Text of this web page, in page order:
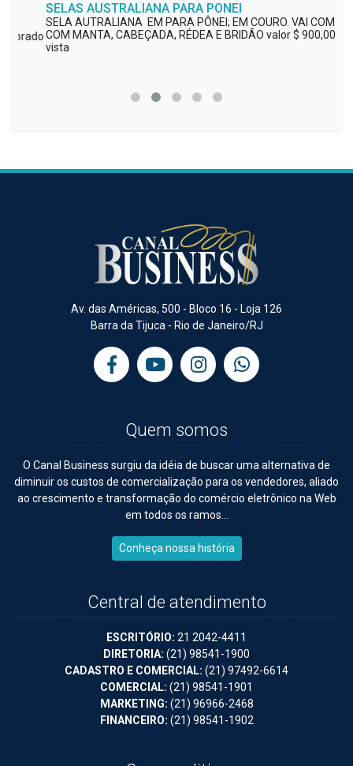
SELAS AUSTRALIANA PARA PONEI
SELA AUTRALIANA EM PARA PÔNEI; EM COURO. VAI COMPLTA
COM MANTA, CABEÇADA, RÉDEA E BRIDÃO valor $ 900,00 a
Av. das Américas, 500 - Bloco 16 - Loja 126
Barra da Tijuca - Rio de Janeiro/RJ
Quem somos
O Canal Business surgiu da idéia de buscar uma alternativa de
diminuir os custos de comercialização para os vendedores, aliado
ao crescimento e transformação do comércio eletrônico na Web
em todos os ramos...
Conheça nossa história
Central de atendimento
ESCRITÓRIO: 21 2042-4411
DIRETORIA: (21) 98541-1900
CADASTRO E COMERCIAL: (21) 97492-6614
COMERCIAL: (21) 98541-1901
MARKETING: (21) 96966-2468
FINANCEIRO: (21) 98541-1902